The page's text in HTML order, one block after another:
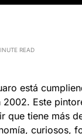
READ
está
Este
que tiene más
curiosos,